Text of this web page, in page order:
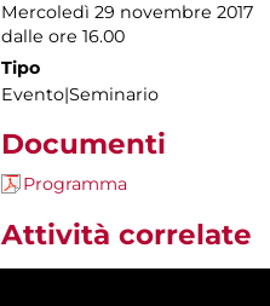
Mercoledì 29 novembre 2017
dalle ore 16.00
Tipo
Evento|Seminario
Documenti
Programma
Attività correlate